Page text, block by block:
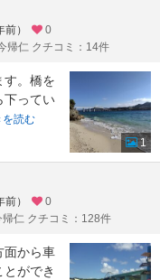
）
0
帰仁 クチコミ：14件
す。橋を
下ってい
を読む
1
）
0
仁 クチコミ：128件
面から車
ができ